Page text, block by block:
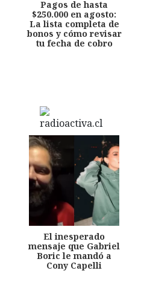
Pagos de hasta
$250.000 en agosto:
La lista completa de
bonos y cómo revisar
tu fecha de cobro
El inesperado
mensaje que Gabriel
Boric le mandó a
Cony Capelli